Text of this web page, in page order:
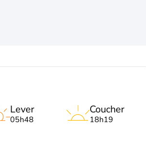
Lever
05h48
Coucher
18h19